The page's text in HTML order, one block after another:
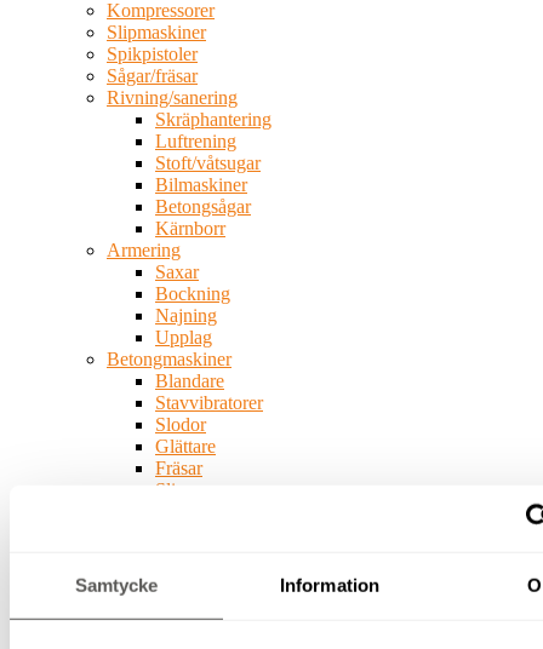
Samtycke Information
Kompressorer
Slipmaskiner
Spikpistoler
Sågar/fräsar
Rivning/sanering
Skräphantering
Luftrening
Stoft/våtsugar
Bilmaskiner
Betongsågar
Kärnborr
Armering
Saxar
Bockning
Najning
Upplag
Betongmaskiner
Blandare
Stavvibratorer
Slodor
Glättare
Fräsar
Slipar
Vatten-
och
fukthantering